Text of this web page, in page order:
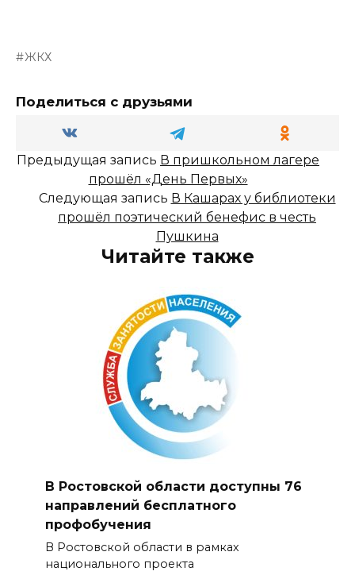
ЖКХ
Поделиться с друзьями
Предыдущая запись В пришкольном лагере
прошёл «День Первых»
Следующая запись В Кашарах у библиотеки
прошёл поэтический бенефис в честь
Пушкина
Читайте также
В Ростовской области доступны 76
направлений бесплатного
профобучения
В Ростовской области в рамках
национального проекта